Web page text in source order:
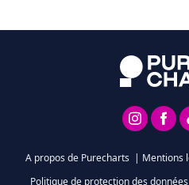
A propos de Purecharts | Mentions
Politique de protection des données